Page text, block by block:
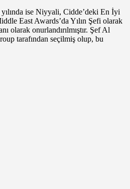
ise Niyyali, Cidde’deki En İyi
East Awards’da Yılın Şefi olarak
olarak onurlandırılmıştır. Şef Al
tarafından seçilmiş olup, bu